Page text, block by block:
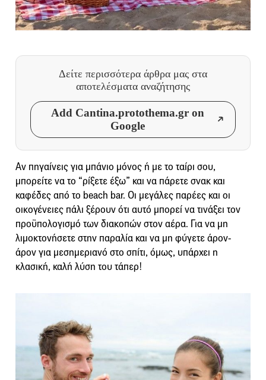
Δείτε περισσότερα άρθρα μας στα
αποτελέσματα αναζήτησης
Add Cantina.protothema.gr on
Google
Αν πηγαίνεις για μπάνιο μόνος ή με το ταίρι σου,
μπορείτε να το “ρίξετε έξω” και να πάρετε σνακ και
καφέδες από το beach bar. Οι μεγάλες παρέες και οι
οικογένειες πάλι ξέρουν ότι αυτό μπορεί να τινάξει τον
προϋπολογισμό των διακοπών στον αέρα. Για να μη
λιμοκτονήσετε στην παραλία και να μη φύγετε άρον-
άρον για μεσημεριανό στο σπίτι, όμως, υπάρχει η
κλασική, καλή λύση του τάπερ!